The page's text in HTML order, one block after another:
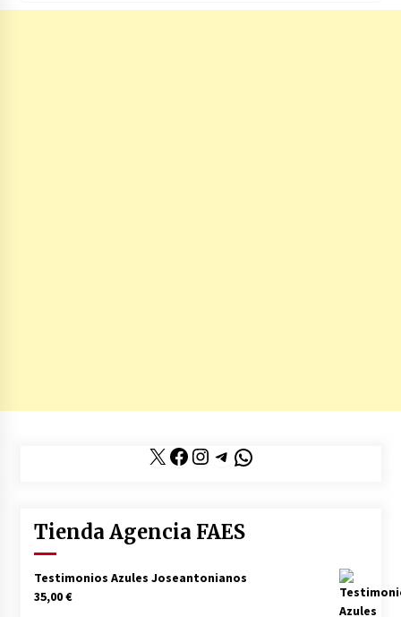
X Facebook
Instagram
Telegram
WhatsApp
Tienda Agencia FAES
Testimonios Azules Joseantonianos
35,00€